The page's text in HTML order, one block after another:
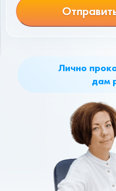
Лично
дам